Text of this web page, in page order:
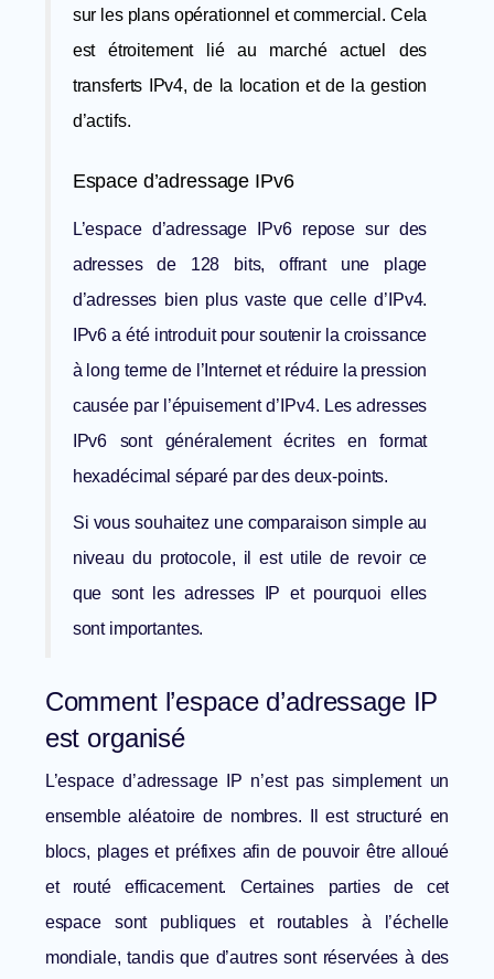
sur les plans opérationnel et commercial. Cela
est étroitement lié au marché actuel des
transferts IPv4, de la location et de la gestion
d’actifs.
Espace d’adressage IPv6
L’espace d’adressage IPv6 repose sur des
adresses de 128 bits, offrant une plage
d’adresses bien plus vaste que celle d’IPv4.
IPv6 a été introduit pour soutenir la croissance
à long terme de l’Internet et réduire la pression
causée par l’épuisement d’IPv4. Les adresses
IPv6 sont généralement écrites en format
hexadécimal séparé par des deux-points.
Si vous souhaitez une comparaison simple au
niveau du protocole, il est utile de revoir ce
que sont les adresses IP et pourquoi elles
sont importantes.
Comment l’espace d’adressage IP
est organisé
L’espace d’adressage IP n’est pas simplement un
ensemble aléatoire de nombres. Il est structuré en
blocs, plages et préfixes afin de pouvoir être alloué
et routé efficacement. Certaines parties de cet
espace sont publiques et routables à l’échelle
mondiale, tandis que d’autres sont réservées à des